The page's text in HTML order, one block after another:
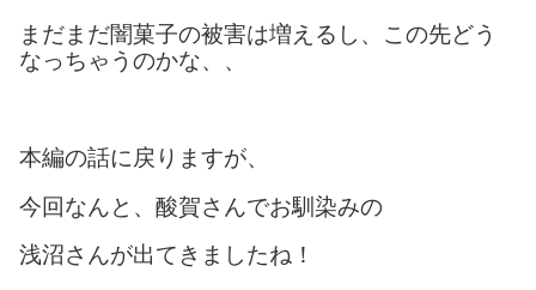
まだまだ闇菓子の被害は増えるし、この先どう
なっちゃうのかな、、
本編の話に戻りますが、
今回なんと、酸賀さんでお馴染みの
浅沼さんが出てきましたね！